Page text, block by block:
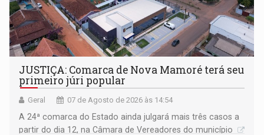
JUSTIÇA: Comarca de Nova Mamoré terá seu
primeiro júri popular
Geral 07 de Agosto de 2026 às 14:54
A 24ª comarca do Estado ainda julgará mais três casos a
partir do dia 12, na Câmara de Vereadores do município